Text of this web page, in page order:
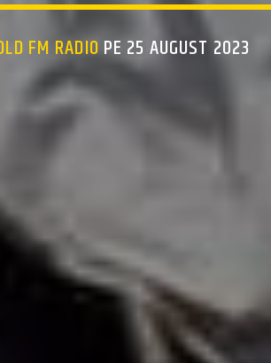
FM RADIOPE 25 AUGUST 2023